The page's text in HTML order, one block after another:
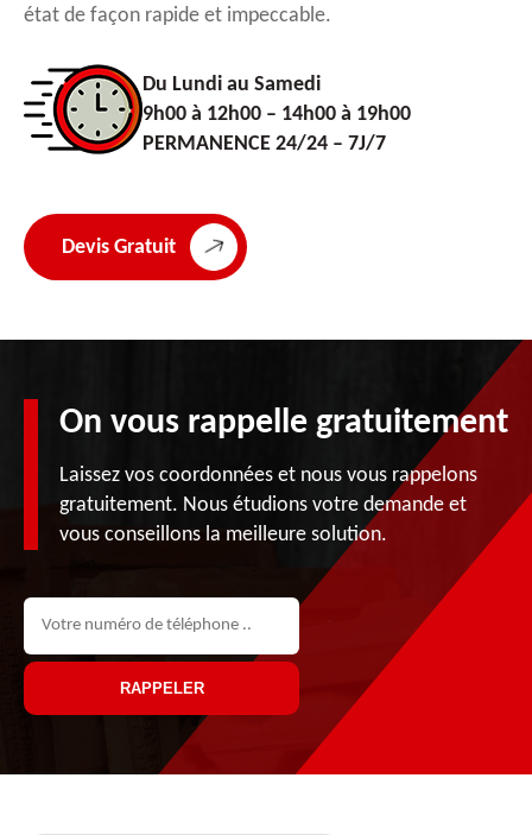
état de façon rapide et impeccable.
Du Lundi au Samedi
9h00 à 12h00 – 14h00 à 19h00
PERMANENCE 24/24 – 7J/7
Devis Gratuit
On vous rappelle gratuitement
Laissez vos coordonnées et nous vous rappelons
gratuitement. Nous étudions votre demande et
vous conseillons la meilleure solution.